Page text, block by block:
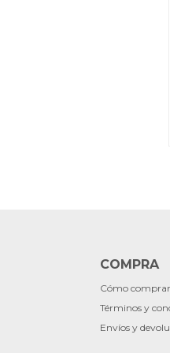
COMPRA
Cómo comprar
Términos y
Envíos y